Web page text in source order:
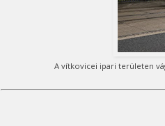
A vítkovicei ipari területen